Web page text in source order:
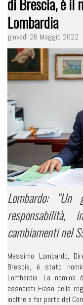
Lombardia
giovedì 26 Maggio 2022
Lombardo:
cambiamenti nel
Massimo Lombardo,
Brescia, è stato
Lombardia. La nomina
associati Fiaso della
inoltre a far parte del